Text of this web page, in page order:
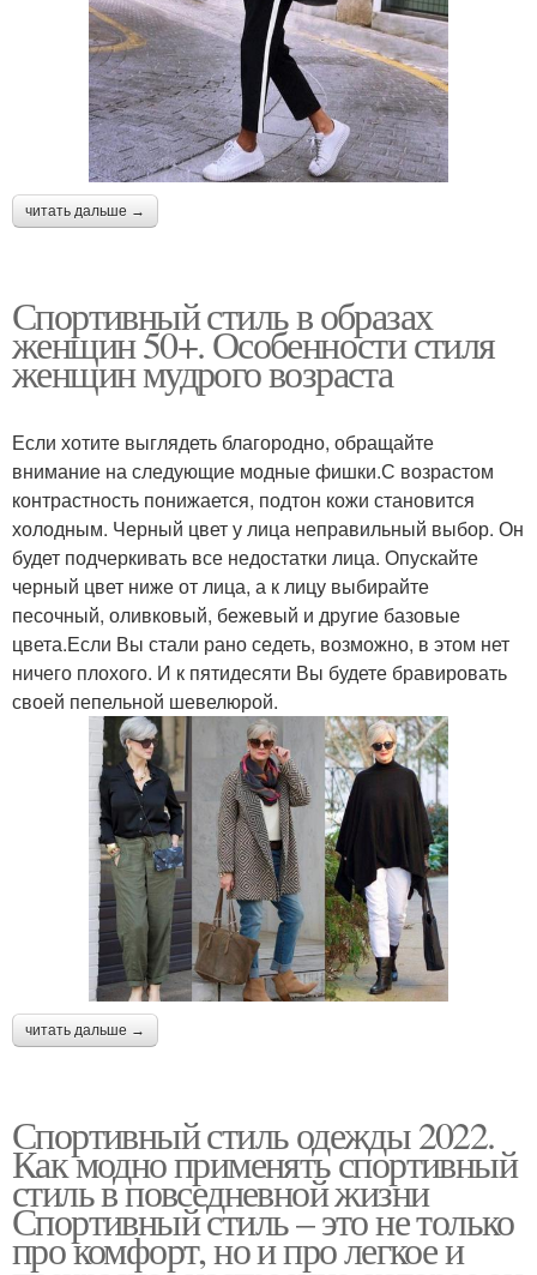
читать дальше →
Спортивный стиль в образах
женщин 50+. Особенности стиля
женщин мудрого возраста
Если хотите выглядеть благородно, обращайте
внимание на следующие модные фишки.С возрастом
контрастность понижается, подтон кожи становится
холодным. Черный цвет у лица неправильный выбор. Он
будет подчеркивать все недостатки лица. Опускайте
черный цвет ниже от лица, а к лицу выбирайте
песочный, оливковый, бежевый и другие базовые
цвета.Если Вы стали рано седеть, возможно, в этом нет
ничего плохого. И к пятидесяти Вы будете бравировать
своей пепельной шевелюрой.
читать дальше →
Спортивный стиль одежды 2022.
Как модно применять спортивный
стиль в повседневной жизни
Спортивный стиль – это не только
про комфорт, но и про легкое и